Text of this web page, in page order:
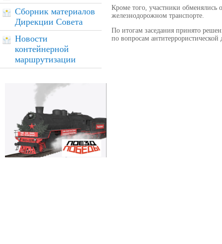
Сборник материалов
Дирекции Совета
Новости
контейнерной
маршрутизации
Кроме того, участники обменялись
железнодорожном транспорте.
По итогам заседания принято
по вопросам антитеррористической